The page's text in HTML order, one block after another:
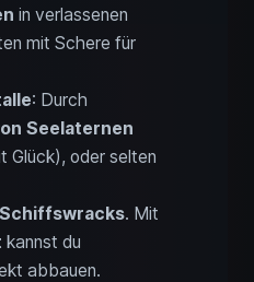
in verlassenen
mit Schere für
: Durch
Seelaternen
Glück), oder selten
. Mit
kannst du
abbauen.